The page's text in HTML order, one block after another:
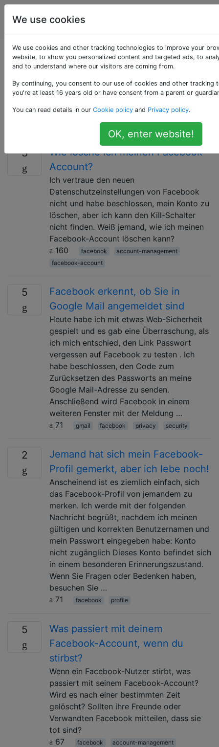
Web
Applikationen
Als «facebook»
getaggte Fragen
Bei Fragen zum Webinterface zu Facebook. Fragen zu
3
Wie lösche ich meinen Facebook-
Account?
Ich vertraue den neuen
Datenschutzeinstellungen von Facebook
nicht und habe beschlossen, mein Konto zu
löschen, aber ich kann den Kill-Schalter
nicht finden. Weiß jemand, wie ich meinen
Facebook-Account löschen kann?
160
facebook
account-management
facebook-account
5
Facebook erkennt, ob Sie in
Google Mail angemeldet sind
Heute habe ich mit etwas Web-Sicherheit
gespielt und es gab eine Überraschung, als
ich mich entschied, den Link Passwort
vergessen auf Facebook zu testen . Ich
habe beschlossen, den Code zum
Zurücksetzen des Passworts an meine
Google Mail-Adresse zu senden.
Anschließend wird Facebook in einem
weiteren Fenster mit der Meldung …
71
gmail facebook privacy security
2
Jemand hat sich mein Facebook-
Profil gemerkt, aber ich lebe noch!
Anscheinend ist es ziemlich einfach, sich
das Facebook-Profil von jemandem zu
merken. Ich werde mit der folgenden
Nachricht begrüßt, nachdem ich meinen
gültigen und korrekten Benutzernamen und
mein Passwort eingegeben habe: Konto
nicht zugänglich Dieses Konto befindet sich
in einem besonderen Erinnerungszustand.
Wenn Sie Fragen oder Bedenken haben,
besuchen Sie …
71
facebook profile
5
Was passiert mit deinem
Facebook-Account, wenn du
stirbst?
Wenn ein Facebook-Nutzer stirbt, was
passiert mit seinem Facebook-Account?
Wird es nach einer bestimmten Zeit
gelöscht? Sollten ihre Freunde oder
Verwandten Facebook mitteilen, dass sie
tot sind?
67
facebook account-management
We use cookies
We use cookies and other tracking technologies to improve your
website, to show you personalized content and targeted ads, to
and to understand where our visitors are coming from.
By continuing, you consent to our use of cookies and other tracking
you're at least 16 years old or have consent from a parent or
You can read details in our Cookie policy and Privacy policy.
OK, enter website!